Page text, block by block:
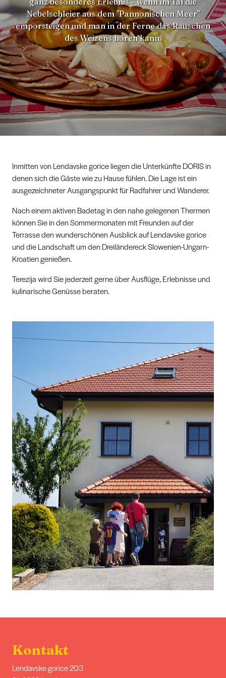
Nebelschleier aus dem "Pannonischen Meer"
emporsteigen und man in der Ferne das Rauschen
des Weizens hören kann.
Inmitten von Lendavske gorice liegen die Unterkünfte DORIS in
denen sich die Gäste wie zu Hause fühlen. Die Lage ist ein
ausgezeichneter Ausgangspunkt für Radfahrer und Wanderer.
Nach einem aktiven Badetag in den nahe gelegenen Thermen
können Sie in den Sommermonaten mit Freunden auf der
Terrasse den wunderschönen Ausblick auf Lendavske gorice
und die Landschaft um den Dreiländereck Slowenien-Ungarn-
Kroatien genießen.
Terezija wird Sie jederzeit gerne über Ausflüge, Erlebnisse und
kulinarische Genüsse beraten.
Kontakt
Lendavske gorice 203